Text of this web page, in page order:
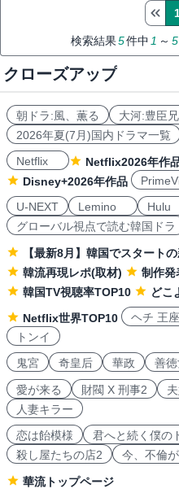
検索結果5件中 1 ～ 5
クローズアップ
朝ドラ:風、薫る 大河:豊臣
2026年夏(7月)国内ドラマ一覧
Netflix
Netflix2026年作
Disney+2026年作品
U-NEXT
Lemino Hulu
グローバル視点で読む韓国ドラ
【最新8月】韓国でスタート
韓流再現レポ(取材)
制作発
韓国TV視聴率TOP10
どこ
Netflix世界TOP10
ヘチ 王
トンイ
鬼宮
奇皇后 華政 善
愛が来る 財閥 X 刑事2
人妻キラー
恋は飴模様
君へと続く僕の
殺し屋たちの店2
今、不倫
華流トップページ